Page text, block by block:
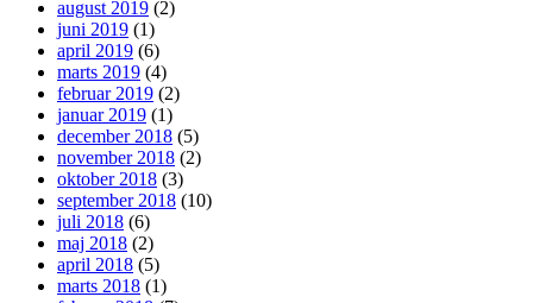
august 2019 (2)
juni 2019 (1)
april 2019 (6)
marts 2019 (4)
februar 2019 (2)
januar 2019 (1)
december 2018 (5)
november 2018 (2)
oktober 2018 (3)
september 2018 (10)
juli 2018 (6)
maj 2018 (2)
april 2018 (5)
marts 2018 (1)